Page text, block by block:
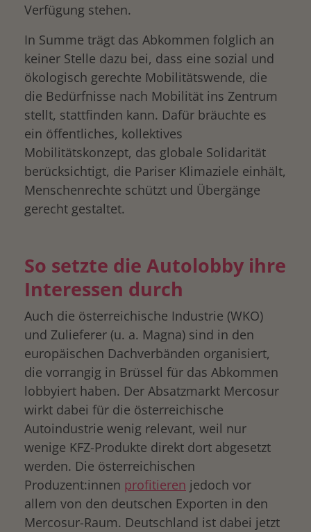
Verfügung stehen.
In Summe trägt das Abkommen folglich an
keiner Stelle dazu bei, dass eine sozial und
ökologisch gerechte Mobilitätswende, die
die Bedürfnisse nach Mobilität ins Zentrum
stellt, stattfinden kann. Dafür bräuchte es
ein öffentliches, kollektives
Mobilitätskonzept, das globale Solidarität
berücksichtigt, die Pariser Klimaziele einhält,
Menschenrechte schützt und Übergänge
gerecht gestaltet.
So setzte die Autolobby ihre
Interessen durch
Auch die österreichische Industrie (WKO)
und Zulieferer (u. a. Magna) sind in den
europäischen Dachverbänden organisiert,
die vorrangig in Brüssel für das Abkommen
lobbyiert haben. Der Absatzmarkt Mercosur
wirkt dabei für die österreichische
Autoindustrie wenig relevant, weil nur
wenige KFZ-Produkte direkt dort abgesetzt
werden. Die österreichischen
Produzent:innen profitieren jedoch vor
allem von den deutschen Exporten in den
Mercosur-Raum. Deutschland ist dabei jetzt